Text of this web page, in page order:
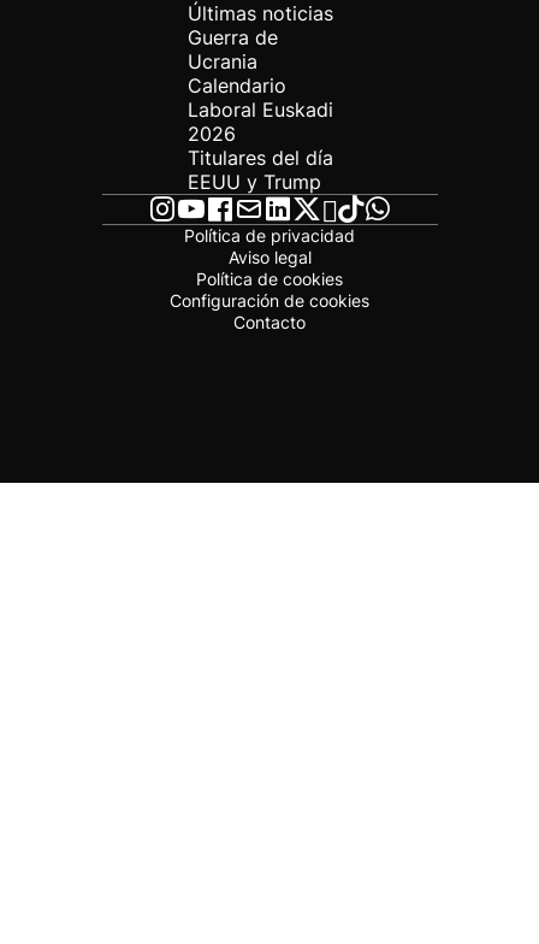
Últimas noticias
Guerra de
Ucrania
Calendario
Laboral Euskadi
2026
Titulares del día
EEUU y Trump
Política de privacidad
Aviso legal
Política de cookies
Configuración de cookies
Contacto